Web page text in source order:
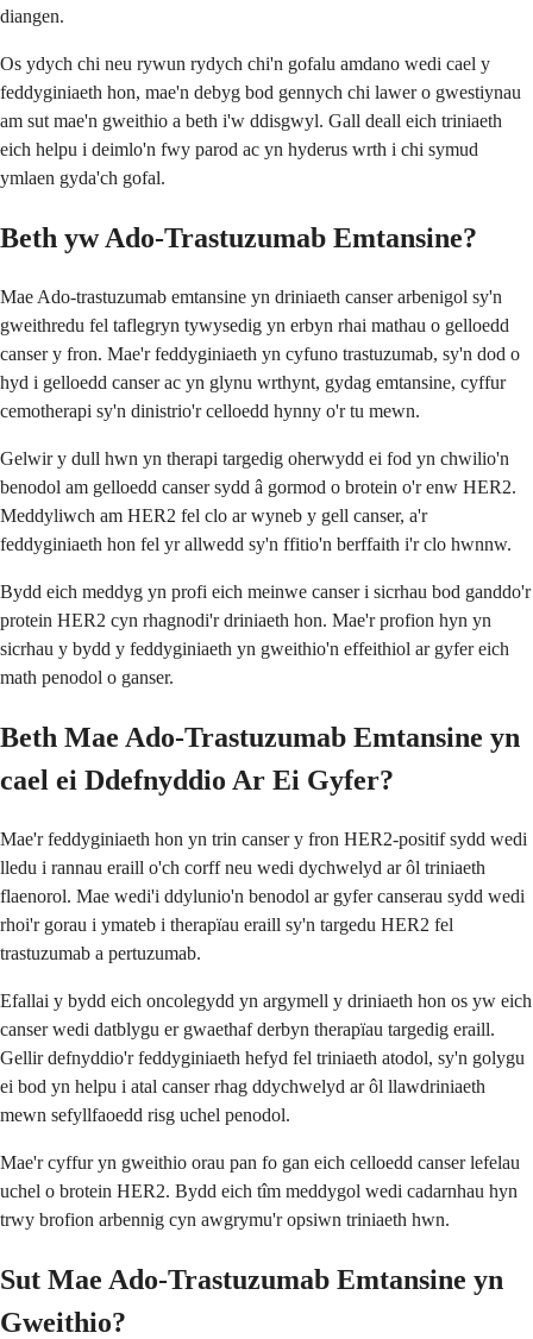
diangen.
Os ydych chi neu rywun rydych chi'n gofalu amdano wedi cael y
feddyginiaeth hon, mae'n debyg bod gennych chi lawer o gwestiynau
am sut mae'n gweithio a beth i'w ddisgwyl. Gall deall eich triniaeth
eich helpu i deimlo'n fwy parod ac yn hyderus wrth i chi symud
ymlaen gyda'ch gofal.
Beth yw Ado-Trastuzumab Emtansine?
Mae Ado-trastuzumab emtansine yn driniaeth canser arbenigol sy'n
gweithredu fel taflegryn tywysedig yn erbyn rhai mathau o gelloedd
canser y fron. Mae'r feddyginiaeth yn cyfuno trastuzumab, sy'n dod o
hyd i gelloedd canser ac yn glynu wrthynt, gydag emtansine, cyffur
cemotherapi sy'n dinistrio'r celloedd hynny o'r tu mewn.
Gelwir y dull hwn yn therapi targedig oherwydd ei fod yn chwilio'n
benodol am gelloedd canser sydd â gormod o brotein o'r enw HER2.
Meddyliwch am HER2 fel clo ar wyneb y gell canser, a'r
feddyginiaeth hon fel yr allwedd sy'n ffitio'n berffaith i'r clo hwnnw.
Bydd eich meddyg yn profi eich meinwe canser i sicrhau bod ganddo'r
protein HER2 cyn rhagnodi'r driniaeth hon. Mae'r profion hyn yn
sicrhau y bydd y feddyginiaeth yn gweithio'n effeithiol ar gyfer eich
math penodol o ganser.
Beth Mae Ado-Trastuzumab Emtansine yn
cael ei Ddefnyddio Ar Ei Gyfer?
Mae'r feddyginiaeth hon yn trin canser y fron HER2-positif sydd wedi
lledu i rannau eraill o'ch corff neu wedi dychwelyd ar ôl triniaeth
flaenorol. Mae wedi'i ddylunio'n benodol ar gyfer canserau sydd wedi
rhoi'r gorau i ymateb i therapïau eraill sy'n targedu HER2 fel
trastuzumab a pertuzumab.
Efallai y bydd eich oncolegydd yn argymell y driniaeth hon os yw eich
canser wedi datblygu er gwaethaf derbyn therapïau targedig eraill.
Gellir defnyddio'r feddyginiaeth hefyd fel triniaeth atodol, sy'n golygu
ei bod yn helpu i atal canser rhag ddychwelyd ar ôl llawdriniaeth
mewn sefyllfaoedd risg uchel penodol.
Mae'r cyffur yn gweithio orau pan fo gan eich celloedd canser lefelau
uchel o brotein HER2. Bydd eich tîm meddygol wedi cadarnhau hyn
trwy brofion arbennig cyn awgrymu'r opsiwn triniaeth hwn.
Sut Mae Ado-Trastuzumab Emtansine yn
Gweithio?